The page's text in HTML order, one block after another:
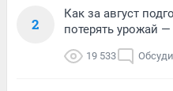
2
Как за август
потерять урожай
19 533